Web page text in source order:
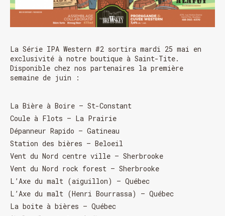
La Série IPA Western #2 sortira mardi 25 mai en
exclusivité à notre boutique à Saint-Tite.
Disponible chez nos partenaires la première
semaine de juin :
La Bière à Boire – St-Constant
Coule à Flots – La Prairie
Dépanneur Rapido – Gatineau
Station des bières – Beloeil
Vent du Nord centre ville – Sherbrooke
Vent du Nord rock forest – Sherbrooke
L’Axe du malt (aiguillon) – Québec
L’Axe du malt (Henri Bourrassa) – Québec
La boite à bières – Québec